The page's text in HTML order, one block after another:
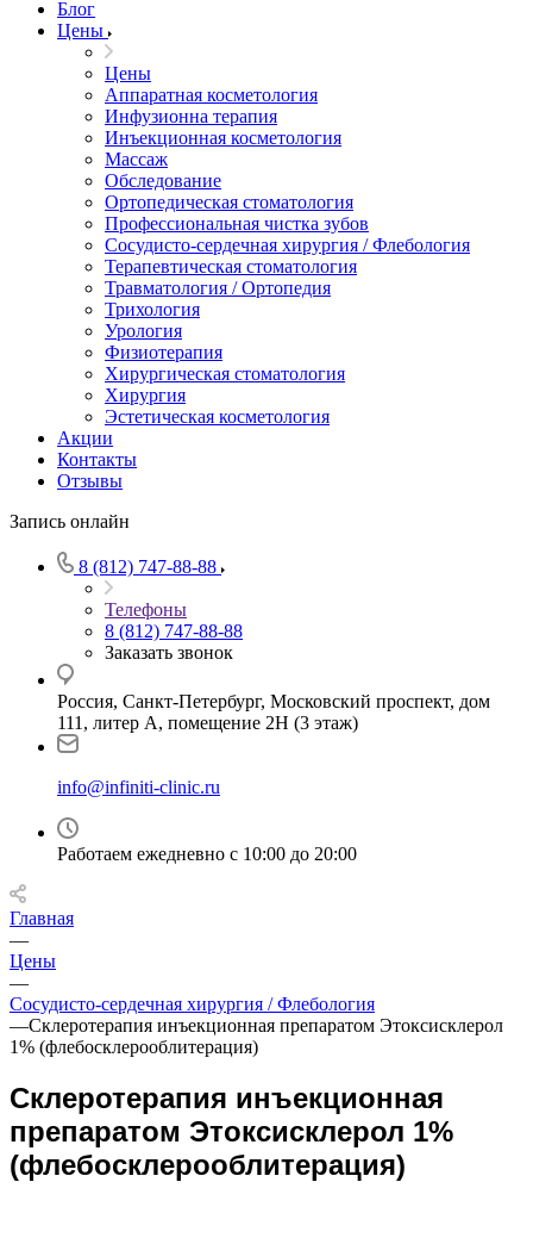
Блог
Цены
Цены
Аппаратная косметология
Инфузионна терапия
Инъекционная косметология
Массаж
Обследование
Ортопедическая стоматология
Профессиональная чистка зубов
Сосудисто-сердечная хирургия / Флебология
Терапевтическая стоматология
Травматология / Ортопедия
Трихология
Урология
Физиотерапия
Хирургическая стоматология
Хирургия
Эстетическая косметология
Акции
Контакты
Отзывы
Запись онлайн
8 (812) 747-88-88
Телефоны
8 (812) 747-88-88
Заказать звонок
Россия, Санкт-Петербург, Московский проспект, дом
111, литер А, помещение 2Н (3 этаж)
info@infiniti-clinic.ru
Работаем ежедневно с 10:00 до 20:00
Главная
—
Цены
—
Сосудисто-сердечная хирургия / Флебология
—Склеротерапия инъекционная препаратом Этоксисклерол
1% (флебосклерооблитерация)
Склеротерапия инъекционная
препаратом Этоксисклерол 1%
(флебосклерооблитерация)